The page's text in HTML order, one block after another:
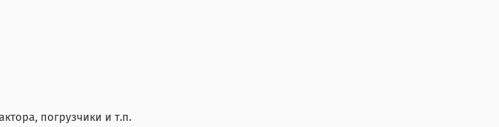
погрузчики и т.п.